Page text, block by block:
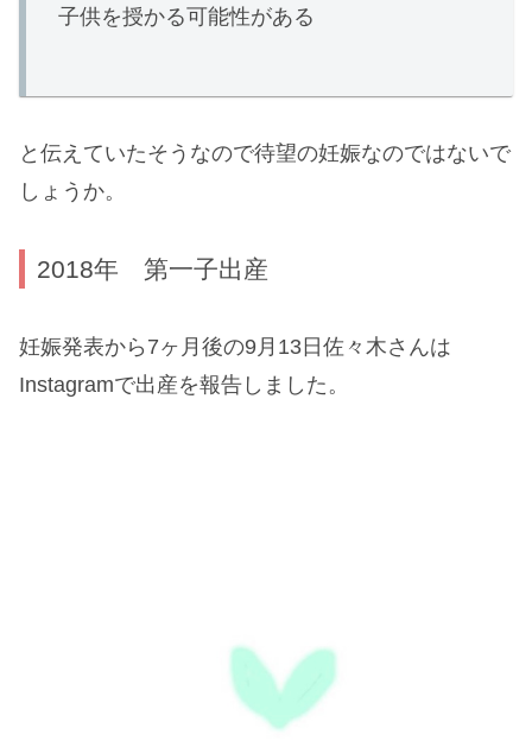
子供を授かる可能性がある
と伝えていたそうなので待望の妊娠なのではないで
しょうか。
2018年 第一子出産
妊娠発表から7ヶ月後の9月13日佐々木さんは
Instagramで出産を報告しました。